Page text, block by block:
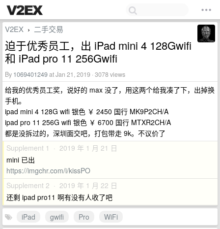
V2EX › 二手交易
迫于优秀员工，出 iPad mini 4 128Gwifi
和 iPad pro 11 256Gwifi
By 1069401249at Jan 21, 2019 · 3078 views
给我的优秀员工奖，说好的 max 没了，用这两个给我凑了下，出掉换
手机。
ipad mini 4 128G wifi 银色 ￥ 2450 国行 MK9P2CH/A
ipad pro 11 256G wifi 银色 ￥ 6700 国行 MTXR2CH/A
都是没拆过的，深圳面交吧，打包带走 9k。不议价了
Supplement 1 · 2019 年 1 月 21 日
mini 已出
https://imgchr.com/i/kissPO
Supplement 2 · 2019 年 1 月 22 日
还剩 ipad pro11 啊有没有人收了吧
iPad
gwifi Pro
WiFi